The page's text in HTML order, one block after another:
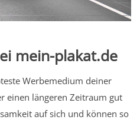
mein-plakat.de
Werbemedium deiner
einen längeren Zeitraum gut
auf sich und können so